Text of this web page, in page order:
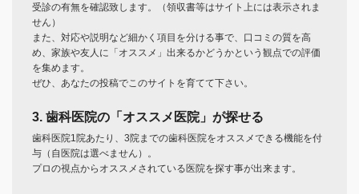
受診の有無を確認致します。（領収書等はサイト上には表示されま
せん）
また、対応や説明など細かく項目を分ける事で、口コミの質を高
め、家族や友人に「オススメ」出来るかどうかという観点での評価
を集めます。
ぜひ、あなたの投稿でこのサイトを育てて下さい。
3. 歯科医院の「オススメ医院」が探せる
歯科医院1院あたり、3院までの歯科医院をオススメできる機能を付
与（自医院は選べません）。
プロの視点からオススメされている医院を探す事が出来ます。